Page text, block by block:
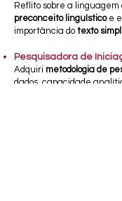
Reflito sobre a linguagem
preconceito linguísticoe
importância do texto
Pesquisadora de
Adquiri metodologia de
dados, capacidade